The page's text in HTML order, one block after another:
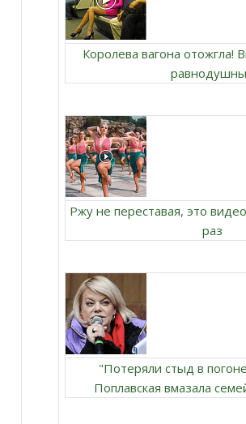
Королева вагона отожгла!
Ржу не переставая, это
раз
"Потеряли стыд в
Поплавская вмазала